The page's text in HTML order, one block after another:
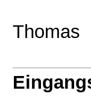
Thomas